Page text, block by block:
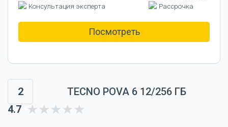
Консультация эксперта
Рассрочка
Посмотреть
2
TECNO POVA 6 12/256 ГБ
4.7